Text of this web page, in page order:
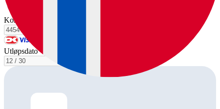
Kortnummer
Utløpsdato